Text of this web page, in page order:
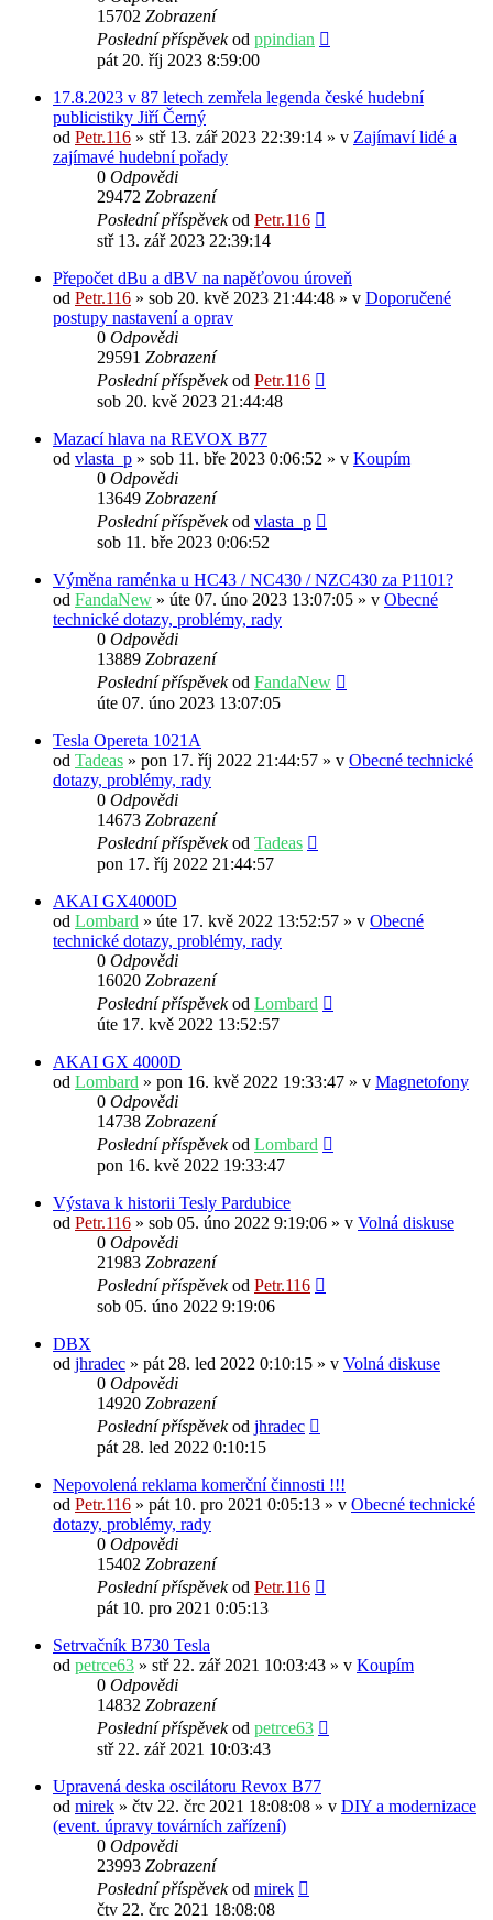
15702 Zobrazení
Poslední příspěvekod ppindian
pát 20. říj 2023 8:59:00
17.8.2023 v 87 letech zemřela legenda české hudební
publicistiky Jiří Černý
od Petr.116 » stř 13. zář 2023 22:39:14 » v Zajímaví lidé a
zajímavé hudební pořady
0 Odpovědi
29472 Zobrazení
Poslední příspěvekod Petr.116
stř 13. zář 2023 22:39:14
Přepočet dBu a dBV na napěťovou úroveň
od Petr.116 » sob 20. kvě 2023 21:44:48 » v Doporučené
postupy nastavení a oprav
0 Odpovědi
29591 Zobrazení
Poslední příspěvekod Petr.116
sob 20. kvě 2023 21:44:48
Mazací hlava na REVOX B77
od vlasta_p » sob 11. bře 2023 0:06:52 » v Koupím
0 Odpovědi
13649 Zobrazení
Poslední příspěvekod vlasta_p
sob 11. bře 2023 0:06:52
Výměna raménka u HC43 / NC430 / NZC430 za P1101?
od FandaNew » úte 07. úno 2023 13:07:05 » v Obecné
technické dotazy, problémy, rady
0 Odpovědi
13889 Zobrazení
Poslední příspěvekod FandaNew
úte 07. úno 2023 13:07:05
Tesla Opereta 1021A
od Tadeas » pon 17. říj 2022 21:44:57 » v Obecné technické
dotazy, problémy, rady
0 Odpovědi
14673 Zobrazení
Poslední příspěvekod Tadeas
pon 17. říj 2022 21:44:57
AKAI GX4000D
od Lombard » úte 17. kvě 2022 13:52:57 » v Obecné
technické dotazy, problémy, rady
0 Odpovědi
16020 Zobrazení
Poslední příspěvekod Lombard
úte 17. kvě 2022 13:52:57
AKAI GX 4000D
od Lombard » pon 16. kvě 2022 19:33:47 » v Magnetofony
0 Odpovědi
14738 Zobrazení
Poslední příspěvekod Lombard
pon 16. kvě 2022 19:33:47
Výstava k historii Tesly Pardubice
od Petr.116 » sob 05. úno 2022 9:19:06 » v Volná diskuse
0 Odpovědi
21983 Zobrazení
Poslední příspěvekod Petr.116
sob 05. úno 2022 9:19:06
DBX
od jhradec » pát 28. led 2022 0:10:15 » v Volná diskuse
0 Odpovědi
14920 Zobrazení
Poslední příspěvekod jhradec
pát 28. led 2022 0:10:15
Nepovolená reklama komerční činnosti !!!
od Petr.116 » pát 10. pro 2021 0:05:13 » v Obecné technické
dotazy, problémy, rady
0 Odpovědi
15402 Zobrazení
Poslední příspěvekod Petr.116
pát 10. pro 2021 0:05:13
Setrvačník B730 Tesla
od petrce63 » stř 22. zář 2021 10:03:43 » v Koupím
0 Odpovědi
14832 Zobrazení
Poslední příspěvekod petrce63
stř 22. zář 2021 10:03:43
Upravená deska oscilátoru Revox B77
od mirek » čtv 22. črc 2021 18:08:08 » v DIY a modernizace
(event. úpravy továrních zařízení)
0 Odpovědi
23993 Zobrazení
Poslední příspěvekod mirek
čtv 22. črc 2021 18:08:08